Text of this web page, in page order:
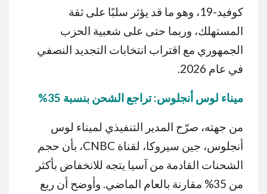
كوفيد-19، وهو ما قد يؤثر سلبًا على ثقة
المستهلك، وربما حتى على شعبية الحزب
الجمهوري مع اقتراب انتخابات التجديد النصفي
في عام 2026.
ميناء لوس أنجلوس:تراجع الشحن بنسبة
من جهته، صرّح المدير التنفيذي لميناء لوس
أنجلوس، جين سيروكا، لقناة CNBC، بأن حجم
الشحنات القادمة من آسيا يتجه للانخفاض بأكثر
من 35% مقارنة بالعام الماضي. وأوضح أن ربع